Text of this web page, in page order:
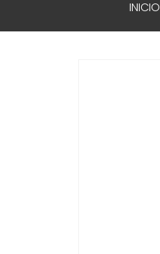
INICIO